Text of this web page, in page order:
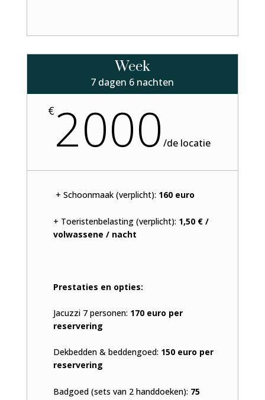
Week
7 dagen 6 nachten
€2000 /de locatie
+ Schoonmaak (verplicht): 160 euro
+ Toeristenbelasting (verplicht): 1,50 € /
volwassene / nacht
Prestaties en opties:
Jacuzzi 7 personen: 170 euro per
reservering
Dekbedden & beddengoed: 150 euro per
reservering
Badgoed (sets van 2 handdoeken): 75